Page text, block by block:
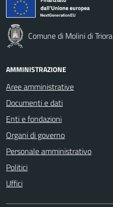
Comune di Molini di Triora
AMMINISTRAZIONE
Aree amministrative
Documenti e dati
Enti e fondazioni
Organi di governo
Personale amministrativo
Politici
Uffici